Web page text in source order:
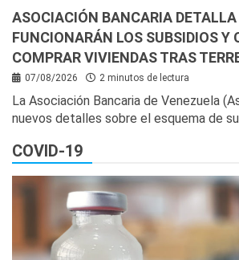
ASOCIACIÓN BANCARIA
FUNCIONARÁN LOS SUBSIDIOS Y
COMPRAR VIVIENDAS TRAS
07/08/2026 2 minutos de lectura
La Asociación Bancaria de Venezuela
nuevos detalles sobre el esquema de
COVID-19